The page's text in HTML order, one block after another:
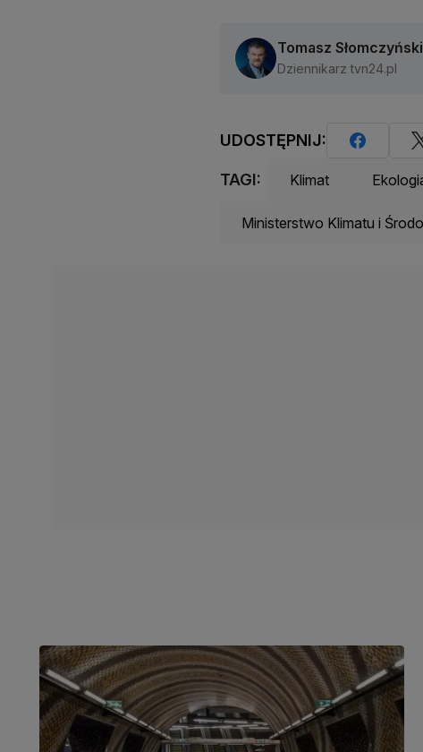
Tomasz Słomczyński
Dziennikarz tvn24.pl
UDOSTĘPNIJ:
TAGI: Klimat
Ministerstwo Klimatu i